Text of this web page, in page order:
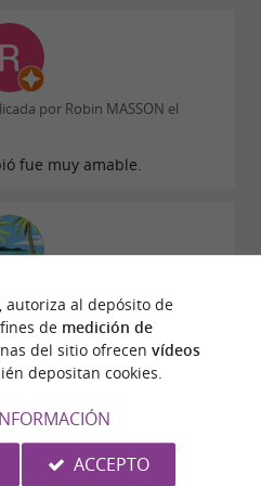
por Robin MASSON el
fue muy amable.
por Sandrine Ravin el
excelentes consejos
TODAS LAS OPINIONES
autoriza al depósito de
de medición de
del sitio ofrecen vídeos
depositan cookies.
ACCEPTO